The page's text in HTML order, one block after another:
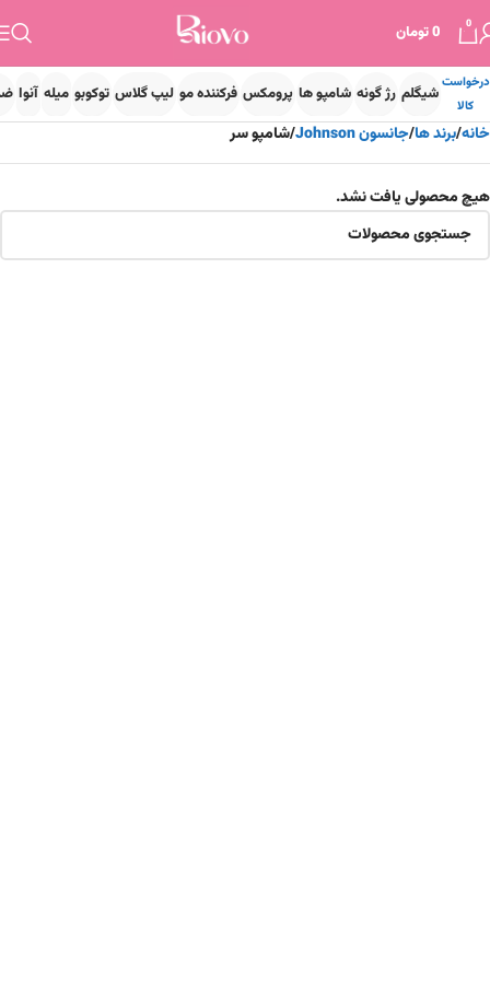
0
0تومان
درخواست
کالا
شیگلم رژ گونه شامپو ها پرومکس فرکننده مو لیپ گلاس توکوبو میله آنوا
خانه برند ها جانسون Johnson شامپو سر
هیچ محصولی یافت نشد.